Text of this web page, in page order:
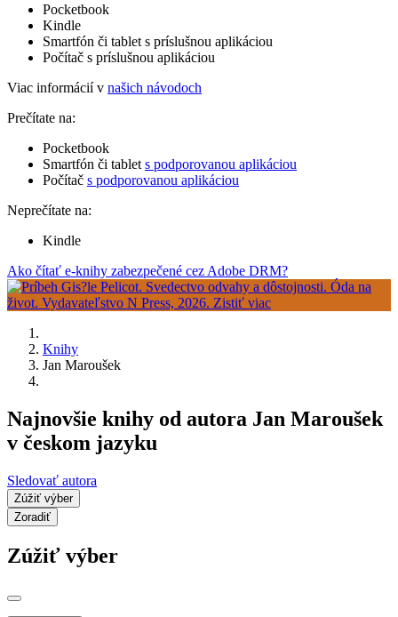
Pocketbook
Kindle
Smartfón či tablet s príslušnou aplikáciou
Počítač s príslušnou aplikáciou
Viac informácií v našich návodoch
Prečítate na:
Pocketbook
Smartfón či tablet s podporovanou aplikáciou
Počítač s podporovanou aplikáciou
Neprečítate na:
Kindle
Ako čítať e-knihy zabezpečené cez Adobe DRM?
Knihy
Jan Maroušek
Najnovšie knihy od autora Jan Maroušek
v českom jazyku
Sledovať autora
Zúžiť výber
Zoradiť
Zúžiť výber